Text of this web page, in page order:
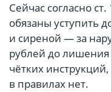
Сейчас согласно
обязаны уступить
и сиреной — за
рублей до
чётких
в правилах нет.